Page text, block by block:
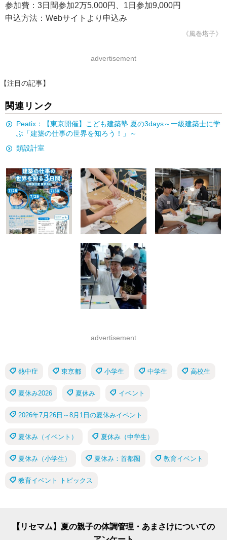
参加費：3日間参加2万5,000円、1日参加9,000円
申込方法：Webサイトより申込み
《風巻塔子》
advertisement
【注目の記事】
関連リンク
Peatix：【東京開催】こども建築塾 夏の3days～一級建築士に学
ぶ「建築の仕事の世界を知ろう！」～
類設計室
advertisement
熱中症 東京都 小学生 中学生 高校生
夏休み2026 夏休み イベント
2026年7月26日～8月1日の夏休みイベント
夏休み（イベント） 夏休み（中学生）
夏休み（小学生） 夏休み：首都圏 教育イベント
教育イベント トピックス
【リセマム】夏の親子の体調管理・あまさけについての